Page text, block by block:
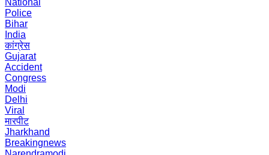
National
Police
Bihar
India
कांग्रेस
Gujarat
Accident
Congress
Modi
Delhi
Viral
मारपीट
Jharkhand
Breakingnews